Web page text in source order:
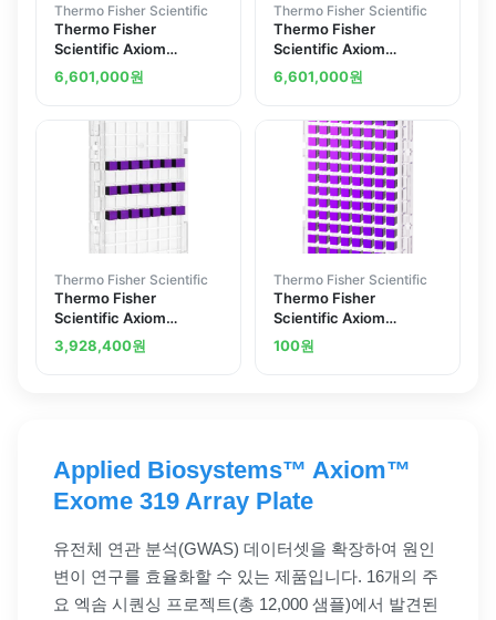
Thermo Fisher Scientific
Thermo Fisher
Scientific Axiom
Genome-Wide CHB 2
Array Plate
6,601,000원
Thermo Fisher Scientific
Thermo Fisher
Scientific Axiom
Genome-Wide LAT 96
array plate
6,601,000원
Thermo Fisher Scientific
Thermo Fisher
Scientific Axiom
Microbiome 24 array
plate
3,928,400원
Thermo Fisher Scientific
Thermo Fisher
Scientific Axiom
myDesign GW Array
Plate 200K-675K
100원
Applied Biosystems™ Axiom™
Exome 319 Array Plate
유전체 연관 분석(GWAS) 데이터셋을 확장하여 원인
변이 연구를 효율화할 수 있는 제품입니다. 16개의 주
요 엑솜 시퀀싱 프로젝트(총 12,000 샘플)에서 발견된